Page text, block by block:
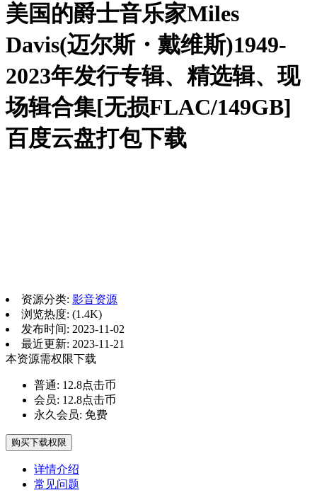
美国的爵士音乐家Miles
Davis(迈尔斯・戴维斯)1949-
2023年发行专辑、精选辑、现
场辑合集[无损FLAC/149GB]
百度云盘打包下载
资源分类: 影音资源
浏览热度: (1.4K)
发布时间: 2023-11-02
最近更新: 2023-11-21
本资源需权限下载
普通: 12.8点击币
会员: 12.8点击币
永久会员: 免费
购买下载权限
详情介绍
常见问题